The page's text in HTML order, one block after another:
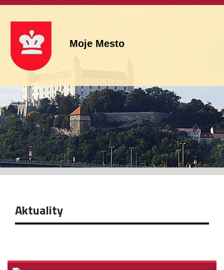
Moje Mesto
Aktuality